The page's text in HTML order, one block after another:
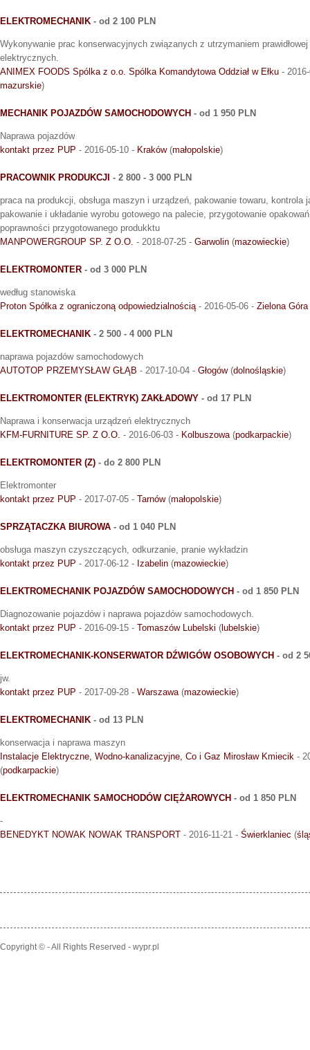
ELEKTROMECHANIK - od 2 100 PLN
Wykonywanie prac konserwacyjnych związanych z utrzymaniem
elektrycznych.
ANIMEX FOODS Spólka z o.o. Spólka Komandytowa Oddział w Ełku -
mazurskie)
MECHANIK POJAZDÓW SAMOCHODOWYCH - od 1 950 PLN
Naprawa pojazdów
kontakt przez PUP - 2016-05-10 - Kraków(małopolskie)
PRACOWNIK PRODUKCJI - 2 800 - 3 000 PLN
praca na produkcji, obsługa maszyn i urządzeń, pakowanie towaru, kontrola
pakowanie i układanie wyrobu gotowego na palecie, przygotowanie
poprawności przygotowanego produkktu
MANPOWERGROUP SP. Z O.O. - 2018-07-25 - Garwolin (mazowieckie)
ELEKTROMONTER - od 3 000 PLN
według stanowiska
Proton Spółka z ograniczoną odpowiedzialnością- 2016-05-06 - Zielona Góra
ELEKTROMECHANIK - 2 500 - 4 000 PLN
naprawa pojazdów samochodowych
AUTOTOP PRZEMYSŁAW GŁĄB - 2017-10-04 - Głogów(dolnośląskie)
ELEKTROMONTER (ELEKTRYK) ZAKŁADOWY - od 17 PLN
Naprawa i konserwacja urządzeń elektrycznych
KFM-FURNITURE SP. Z O.O. - 2016-06-03 - Kolbuszowa(podkarpackie)
ELEKTROMONTER (Z) - do 2 800 PLN
Elektromonter
kontakt przez PUP - 2017-07-05 - Tarnów(małopolskie)
SPRZĄTACZKA BIUROWA - od 1 040 PLN
obsługa maszyn czyszczących, odkurzanie, pranie wykładzin
kontakt przez PUP - 2017-06-12 - Izabelin (mazowieckie)
ELEKTROMECHANIK POJAZDÓW SAMOCHODOWYCH - od 1 850 PLN
Diagnozowanie pojazdów i naprawa pojazdów samochodowych.
kontakt przez PUP - 2016-09-15 - Tomaszów Lubelski ( lubelskie)
ELEKTROMECHANIK-KONSERWATOR DŹWIGÓW OSOBOWYCH - od 2
jw.
kontakt przez PUP - 2017-09-28 - Warszawa(mazowieckie)
ELEKTROMECHANIK - od 13 PLN
konserwacja i naprawa maszyn
Instalacje Elektryczne, Wodno-kanalizacyjne, Co i Gaz Mirosław Kmiecik -
(podkarpackie)
ELEKTROMECHANIK SAMOCHODÓW CIĘŻAROWYCH - od 1 850 PLN
-
BENEDYKT NOWAK NOWAK TRANSPORT - 2016-11-21 - Świerklaniec (
Copyright © - All Rights Reserved - wypr.pl